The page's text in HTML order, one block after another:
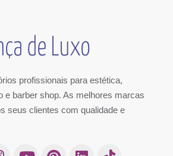
profissionais para estética,
e barber shop. As melhores marcas
seus clientes com qualidade e